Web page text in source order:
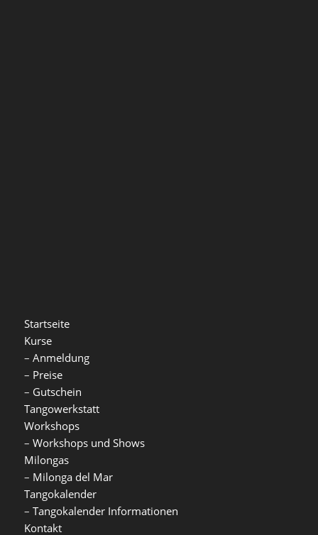
Startseite
Kurse
– Anmeldung
– Preise
– Gutschein
Tangowerkstatt
Workshops
– Workshops und Shows
Milongas
– Milonga del Mar
Tangokalender
– Tangokalender Informationen
Kontakt